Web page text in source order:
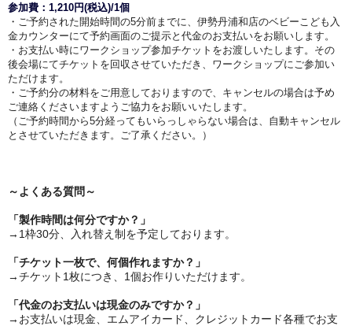
参加費：1,210円(税込)/1個
・ご予約された開始時間の5分前までに、伊勢丹浦和店のベビーこども入
金カウンターにて予約画面のご提示と代金のお支払いをお願いします。
・お支払い時にワークショップ参加チケットをお渡しいたします。その
後会場にてチケットを回収させていただき、ワークショップにご参加い
ただけます。
・ご予約分の材料をご用意しておりますので、キャンセルの場合は予め
ご連絡くださいますようご協力をお願いいたします。
（ご予約時間から5分経ってもいらっしゃらない場合は、自動キャンセル
とさせていただきます。ご了承ください。）
～よくある質問～
「製作時間は何分ですか？」
→1枠30分、入れ替え制を予定しております。
「チケット一枚で、何個作れますか？」
→チケット1枚につき、1個お作りいただけます。
「代金のお支払いは現金のみですか？」
→お支払いは現金、エムアイカード、クレジットカード各種でお支